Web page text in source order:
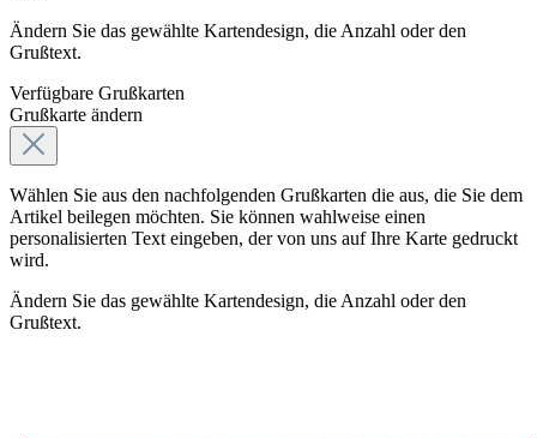
Ändern Sie das gewählte Kartendesign, die Anzahl oder den
Grußtext.
Verfügbare Grußkarten
Grußkarte ändern
Wählen Sie aus den nachfolgenden Grußkarten die aus, die Sie dem
Artikel beilegen möchten. Sie können wahlweise einen
personalisierten Text eingeben, der von uns auf Ihre Karte gedruckt
wird.
Ändern Sie das gewählte Kartendesign, die Anzahl oder den
Grußtext.